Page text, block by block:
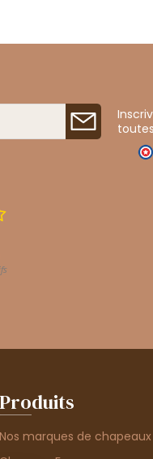
Produits
Nos marques de chapeaux